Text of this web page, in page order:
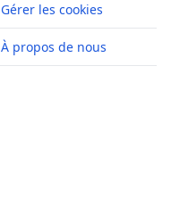
Gérer les cookies
À propos de nous